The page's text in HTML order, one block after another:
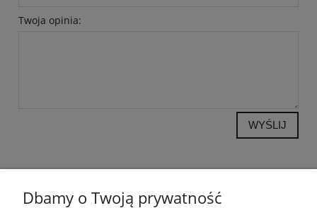
Twoja opinia:
WYŚLIJ
Dbamy o Twoją prywatność